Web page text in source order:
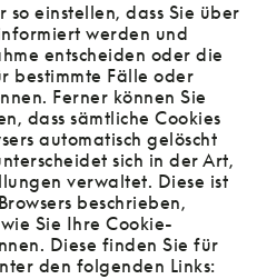
so einstellen, dass Sie über
werden und
entscheiden oder die
bestimmte Fälle oder
Ferner können Sie
dass sämtliche Cookies
automatisch gelöscht
sich in der Art,
verwaltet. Diese ist
beschrieben,
Sie Ihre Cookie-
Diese finden Sie für
den folgenden Links: